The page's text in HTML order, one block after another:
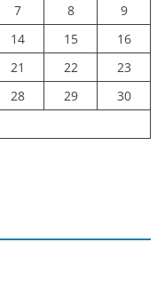
7 8
9
14 15
16
21 22
23
28 29
30